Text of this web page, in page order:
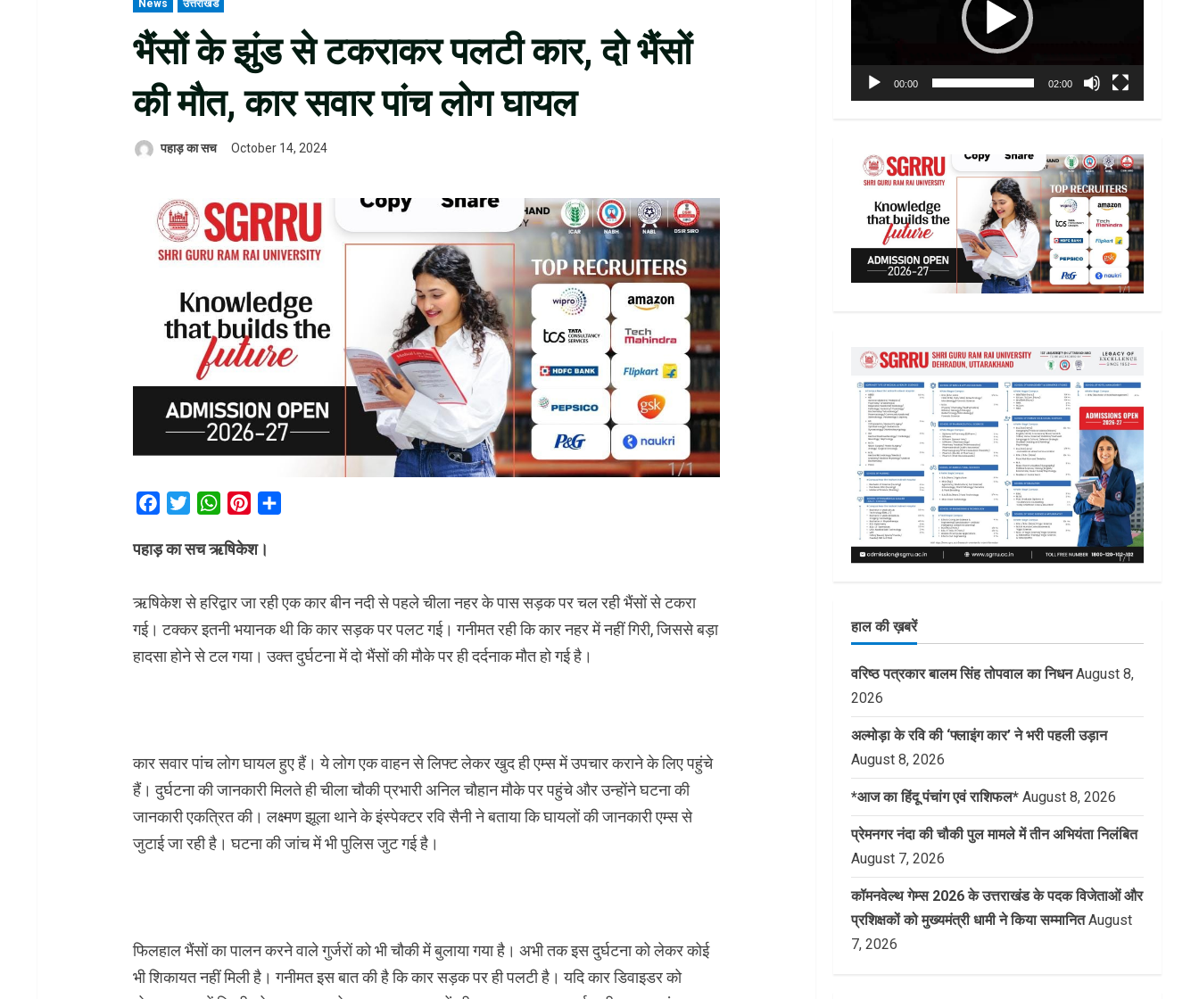
News उत्तराखंड
भैंसों के झुंड से टकराकर पलटी कार, दो भैंसों
की मौत, कार सवार पांच लोग घायल
पहाड़ का सच October 14, 2024
Facebook
TwitterWhatsAppPinterest
पहाड़ का सच ऋषिकेश।
ऋषिकेश से हरिद्वार जा रही एक कार बीन नदी से पहले चीला नहर के पास सड़क पर चल रही भैंसों से टकरा
गई। टक्कर इतनी भयानक थी कि कार सड़क पर पलट गई। गनीमत रही कि कार नहर में नहीं गिरी, जिससे बड़ा
हादसा होने से टल गया। उक्त दुर्घटना में दो भैंसों की मौके पर ही दर्दनाक मौत हो गई है।
कार सवार पांच लोग घायल हुए हैं। ये लोग एक वाहन से लिफ्ट लेकर खुद ही एम्स में उपचार कराने के लिए पहुंचे
हैं। दुर्घटना की जानकारी मिलते ही चीला चौकी प्रभारी अनिल चौहान मौके पर पहुंचे और उन्होंने घटना की
जानकारी एकत्रित की। लक्ष्मण झूला थाने के इंस्पेक्टर रवि सैनी ने बताया कि घायलों की जानकारी एम्स से
जुटाई जा रही है। घटना की जांच में भी पुलिस जुट गई है।
फिलहाल भैंसों का पालन करने वाले गुर्जरों को भी चौकी में बुलाया गया है। अभी तक इस दुर्घटना को लेकर कोई
भी शिकायत नहीं मिली है। गनीमत इस बात की है कि कार सड़क पर ही पलटी है। यदि कार डिवाइडर को
00:00 02:00
हाल की ख़बरें
वरिष्ठ पत्रकार बालम सिंह तोपवाल का निधन August 8,
2026
अल्मोड़ा के रवि की ‘फ्लाइंग कार’ ने भरी पहली उड़ान
August 8, 2026
*आज का हिंदू पंचांग एवं राशिफल* August 8, 2026
प्रेमनगर नंदा की चौकी पुल मामले में तीन अभियंता निलंबित
August 7, 2026
कॉमनवेल्थ गेम्स 2026 के उत्तराखंड के पदक विजेताओं और
प्रशिक्षकों को मुख्यमंत्री धामी ने किया सम्मानित August
7, 2026